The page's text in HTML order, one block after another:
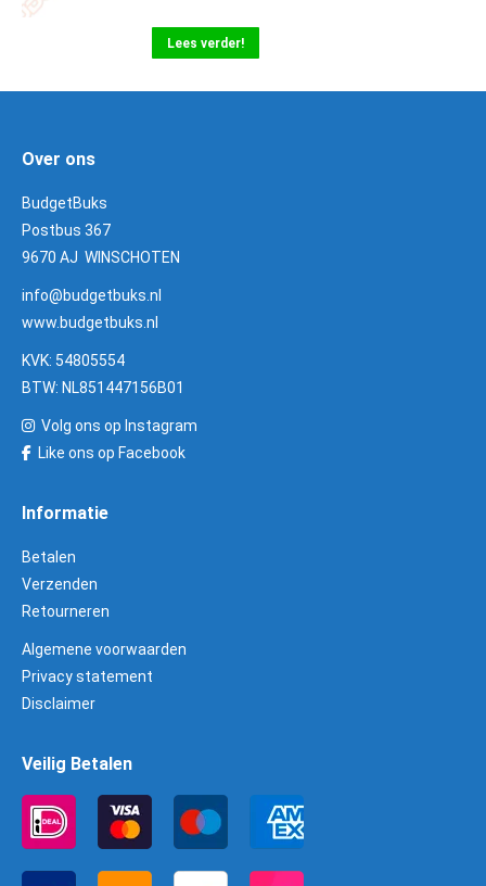
was:
Lees verder!
Over ons
BudgetBuks
Postbus 367
9670 AJ WINSCHOTEN
info@budgetbuks.nl
www.budgetbuks.nl
KVK: 54805554
BTW: NL851447156B01
Volg ons op Instagram
Like ons op Facebook
Informatie
Betalen
Verzenden
Retourneren
Algemene voorwaarden
Privacy statement
Disclaimer
Veilig Betalen